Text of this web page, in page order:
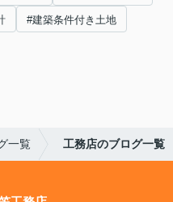
#建築条件付き土地
一覧 工務店のブログ一覧